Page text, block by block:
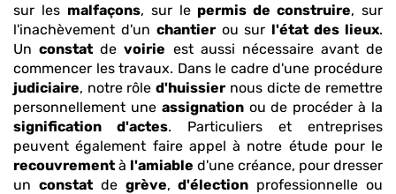
sur les malfaçons, sur le permis de construire, sur
l'inachèvement d'un chantierou sur l'état des lieux.
Unconstat devoirie est aussi nécessaire avant de
commencer les travaux. Dans le cadre d'une procédure
judiciaire, notre rôled'huissier nous dicte de remettre
personnellement une assignationou de procéder à la
signification d'actes. Particuliers et entreprises
peuvent également faire appel à notre étude pour le
recouvrement à l'amiable d'une créance, pour dresser
un constatde grève,d'élection professionnelle ou